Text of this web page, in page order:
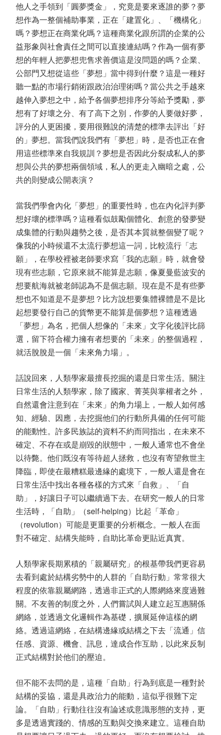
他人之手領到「圓夢獎金」，究竟是要來逐誰的夢？夢
想作為一整個補助事業，正在「建置化」、「機構化」
嗎？夢想正在商業化嗎？這種商業化跟所謂的企業的公
益形象與社會責任之間可以直接連結嗎？作為一個有夢
想的年輕人把夢想兜售求善價這是沒問題的嗎？企業、
公部門又想從這些「夢想」當中得到什麼？這是一種好
聽一點的市場行銷術跟政治治理術嗎？當公共之手越來
越伸入夢想之中，給予各個夢想排序分等給予獎勵，夢
想有了好壞之分、有了高下之別，作夢的人要做好夢，
評分的人更困擾，要用很難說的清楚的標準去評出「好
的」夢想。當我們說我們有「夢想」時，是否也正在會
用這些標準來自我規訓？夢想是否因此分裂成私人的夢
想與公共的夢想兩個領域，私人的更走入幽暗之處，公
共的則變成公開表演？
當我們學會內化「夢想」的重要性時，也在內化評判夢
想好壞的標準嗎？這種看似鼓勵個體化、創意的發夢變
成集體的行動與趨勢之後，是否其本質就整個變了呢？
像我的小時候還不太流行夢想這一詞，比較流行「志
願」，在學校裡被老師要求寫「我的志願」時，就會發
現有些志願，它原來就不能算是志願，像夏曼藍波安的
想要航海就被老師認為不是個志願。現在是不是有些夢
想也不知道是不是夢想？比方說想要集體裸體是不是比
起想要發行自己的貨幣更不能算是個夢想？這種透過
「夢想」為名，把個人想像的「未來」文字化後評比篩
選，留下符合權力擁有者想要的「未來」的整個過程，
就活脫脫是一個「未來角力場」。
話說回來，人類學家最擅長挖掘的還是日常生活。關注
日常生活的人類學家，除了國家、菁英與掌權者之外，
自然還會注意到在「未來」的角力場上，一般人如何感
知、經驗、因應，去挖掘他们的行動所具備的任何可能
的能動性。許多民族誌的資料不約而同指出，在未來不
確定、不存在或是崩毀的狀態中，一般人通常也不會坐
以待斃。他们既沒有等待超人拯救，也沒有寄望救世主
降臨，即使在最糟糕最邊緣的處境下，一般人還是會在
日常生活中找出各種各樣的方式來「自救」、「自
助」，好讓日子可以繼續過下去。在研究一般人的日常
生活時，「自助」（self-helping）比起「革命」
（revolution）可能是更重要的分析概念。一般人在面
對不確定、結構失能時，自助比革命更貼近真實。
人類學家長期累積的「親屬研究」的根基帶我們更容易
去看到處於結構劣勢中的人群的「自助行動」常常很大
程度的依靠親屬網路，透過非正式的人際網絡來度過難
關。不友善的制度之外，人們嘗試與人建立起互惠關係
網絡，並透過文化邏輯作為基礎，擴展延伸這樣的網
絡。透過這網絡，在結構邊緣或結構之下去「流通」信
任感、資源、機會、訊息，達成合作互助，以此來反制
正式結構對於他们的壓迫。
但不能不去問的是，這種「自助」行為到底是一種對於
結構的妥協，還是具政治力的能動，這似乎很難下定
論。「自助」行動往往沒有論述或意識形態的支持，更
多是透過實踐的、情感的互動與交換來建立。這種自助